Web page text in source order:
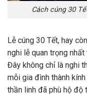
Cách cúng 30
Lễ cúng 30 Tết, hay
nghi lễ quan trọng
Đây không chỉ là nghi
mỗi gia đình thành
thần linh đã phù hộ độ